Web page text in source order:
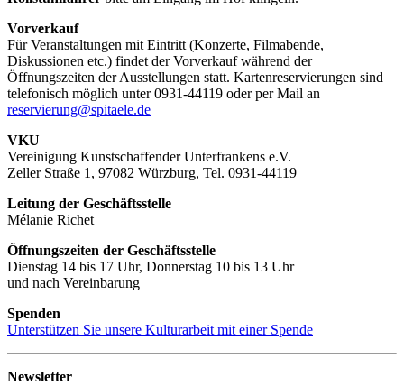
Vorverkauf
Für Veranstaltungen mit Eintritt (Konzerte, Filmabende,
Diskussionen etc.) findet der Vorverkauf während der
Öffnungszeiten der Ausstellungen statt. Kartenreservierungen sind
telefonisch möglich unter 0931-44119 oder per Mail an
reservierung@spitaele.de
VKU
Vereinigung Kunstschaffender Unterfrankens e.V.
Zeller Straße 1, 97082 Würzburg, Tel. 0931-44119
Leitung der Geschäftsstelle
Mélanie Richet
Öffnungszeiten der Geschäftsstelle
Dienstag 14 bis 17 Uhr, Donnerstag 10 bis 13 Uhr
und nach Vereinbarung
Spenden
Unterstützen Sie unsere Kulturarbeit mit einer Spende
Newsletter